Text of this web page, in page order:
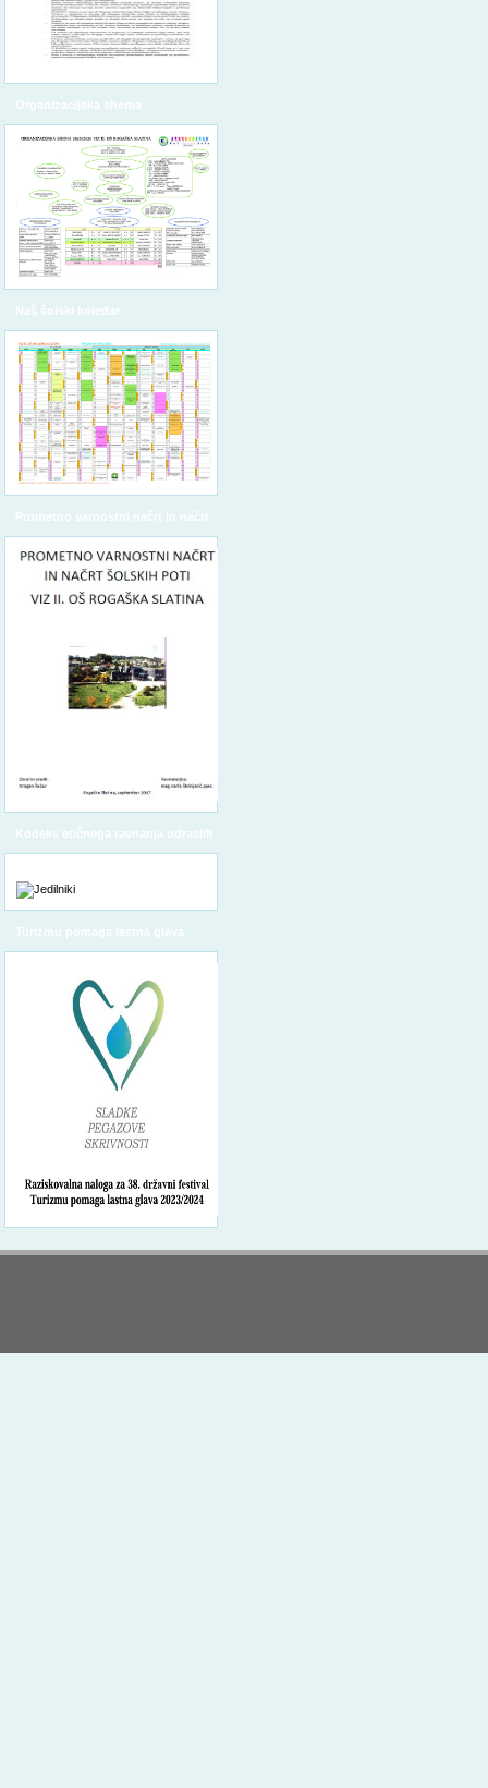
Organizacijska shema
Naš šolski koledar
Prometno varnostni načrt in načrt
šolskih poti
Kodeks etičnega ravnanja odraslih
Turizmu pomaga lastna glava